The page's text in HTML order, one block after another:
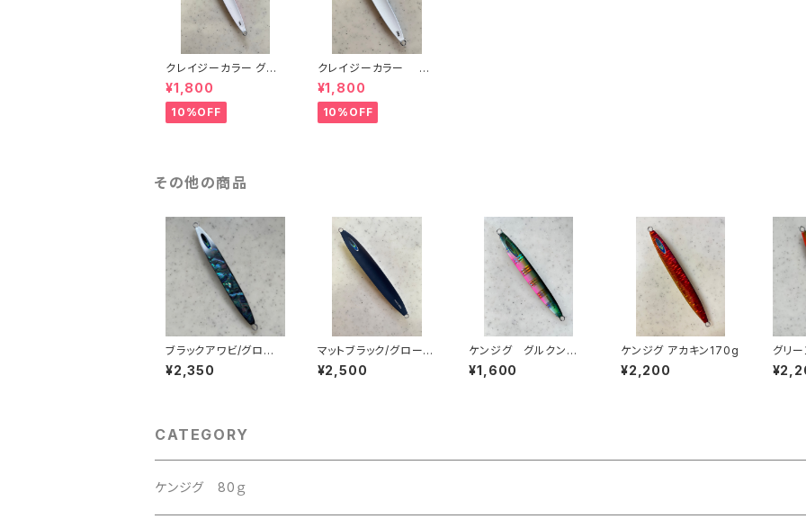
クレイジーカラー グロ
ー/ピンク 170g
¥1,800
10%OFF
クレイジーカラー グ
ロー/ブルー 170g
¥1,800
10%OFF
その他の商品
ブラックアワビ/グロー
ヘッド 170g
¥2,350
マットブラック/グロー 2
50g
¥2,500
ケンジグ グルクンゼ
ブラ 100g
¥1,600
ケンジグ アカキン170g
¥2,200
グリ
グロ
CATEGORY
ケンジグ 80ｇ